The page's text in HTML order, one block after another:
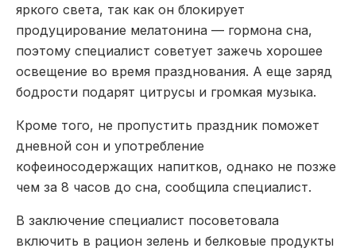
яркого света, так как он блокирует
продуцирование мелатонина — гормона сна,
поэтому специалист советует зажечь хорошее
освещение во время празднования. А еще заряд
бодрости подарят цитрусы и громкая музыка.
Кроме того, не пропустить праздник поможет
дневной сон и употребление
кофеиносодержащих напитков, однако не позже
чем за 8 часов до сна, сообщила специалист.
В заключение специалист посоветовала
включить в рацион зелень и белковые продукты